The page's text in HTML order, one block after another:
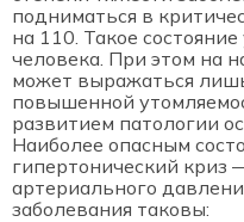
подниматься в
на 110. Такое
человека. При этом на
может выражаться
повышенной
развитием патологии
Наиболее опасным
гипертонический криз
артериального
заболевания таковы: